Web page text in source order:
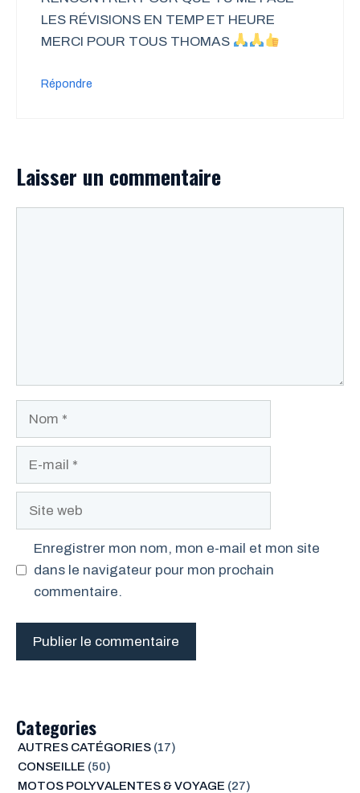
LES RÉVISIONS EN TEMP ET HEURE
MERCI POUR TOUS THOMAS
Répondre
Laisser un commentaire
Enregistrer mon nom, mon e-mail et mon site
dans le navigateur pour mon prochain
commentaire.
Categories
AUTRES CATÉGORIES(17)
CONSEILLE (50)
MOTOS POLYVALENTES & VOYAGE (27)